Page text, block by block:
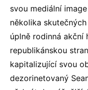
svou mediální
několika
úplně rodinná akční
republikánskou
kapitalizující svou
dezorinetovaný